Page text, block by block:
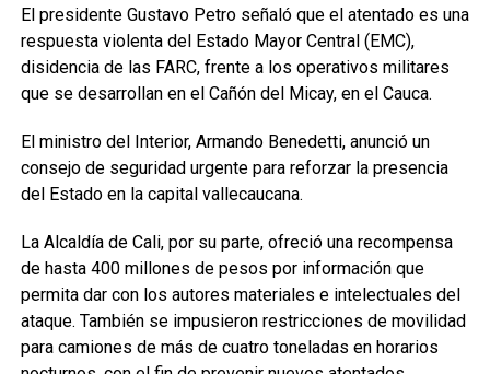
El presidente Gustavo Petro señaló que el atentado es una
respuesta violenta del Estado Mayor Central (EMC),
disidencia de las FARC, frente a los operativos militares
que se desarrollan en el Cañón del Micay, en el Cauca.
El ministro del Interior, Armando Benedetti, anunció un
consejo de seguridad urgente para reforzar la presencia
del Estado en la capital vallecaucana.
La Alcaldía de Cali, por su parte, ofreció una recompensa
de hasta 400 millones de pesos por información que
permita dar con los autores materiales e intelectuales del
ataque. También se impusieron restricciones de movilidad
para camiones de más de cuatro toneladas en horarios